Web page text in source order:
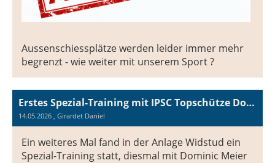
Aussenschiessplätze werden leider immer mehr
begrenzt - wie weiter mit unserem Sport ?
Erstes Spezial-Training mit IPSC Topschütze Dominic Meier
14.05.2026 , Girardet Daniel
Ein weiteres Mal fand in der Anlage Widstud ein
Spezial-Training statt, diesmal mit Dominic Meier